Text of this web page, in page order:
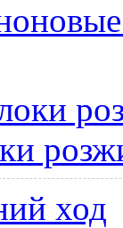
ход